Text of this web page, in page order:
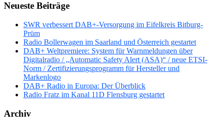
Neueste Beiträge
SWR verbessert DAB+-Versorgung im Eifelkreis Bitburg-
Prüm
Radio Bollerwagen im Saarland und Österreich gestartet
DAB+ Weltpremiere: System für Warnmeldungen über
Digitalradio / „Automatic Safety Alert (ASA)“ / neue ETSI-
Norm / Zertifizierungsprogramm für Hersteller und
Markenlogo
DAB+ Radio in Europa: Der Überblick
Radio Fratz im Kanal 11D Flensburg gestartet
Archiv